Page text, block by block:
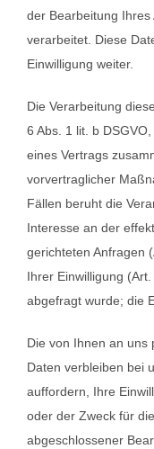
der Bearbeitung
verarbeitet. Diese
Einwilligung weiter.
Die Verarbeitung
6 Abs. 1 lit. b
eines Vertrags
vorvertraglicher
Fällen beruht die
Interesse an der
gerichteten Anfragen
Ihrer Einwilligung
abgefragt wurde; die
Die von Ihnen an uns
Daten verbleiben bei
auffordern, Ihre
oder der Zweck für
abgeschlossener